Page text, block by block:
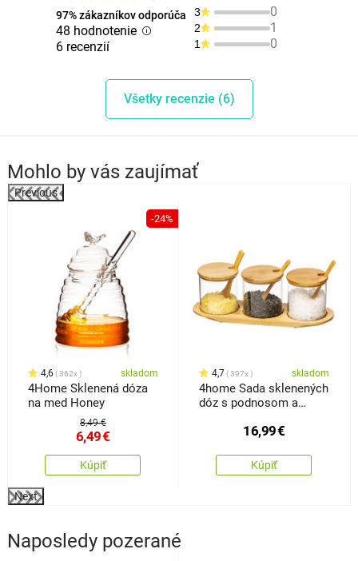
97% zákazníkov odporúča
48 hodnotenie
6 recenzií
3 0
2 1
1 0
Všetky recenzie (6)
Mohlo by vás zaujímať
Previous
-24%
4,6 362x skladom
4Home Sklenená dóza
na med Honey
8,49 €
6,49€
Kúpiť
4,7 397x skladom
4home Sada sklenených
dóz s podnosom a
16,99€
Kúpiť
Next
Naposledy pozerané